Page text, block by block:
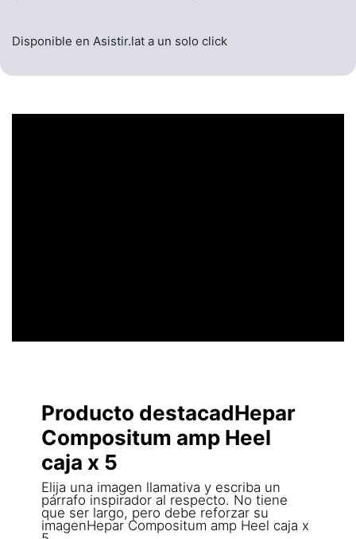
Disponible en Asistir.lat a un solo click
Producto destacadHepar
Compositum amp Heel
caja x 5
Elija una imagen llamativa y escriba un
párrafo inspirador al respecto. No tiene
que ser largo, pero debe reforzar su
imagenHepar Compositum amp Heel caja x